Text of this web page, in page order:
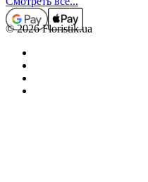
© 2026 Floristik.ua